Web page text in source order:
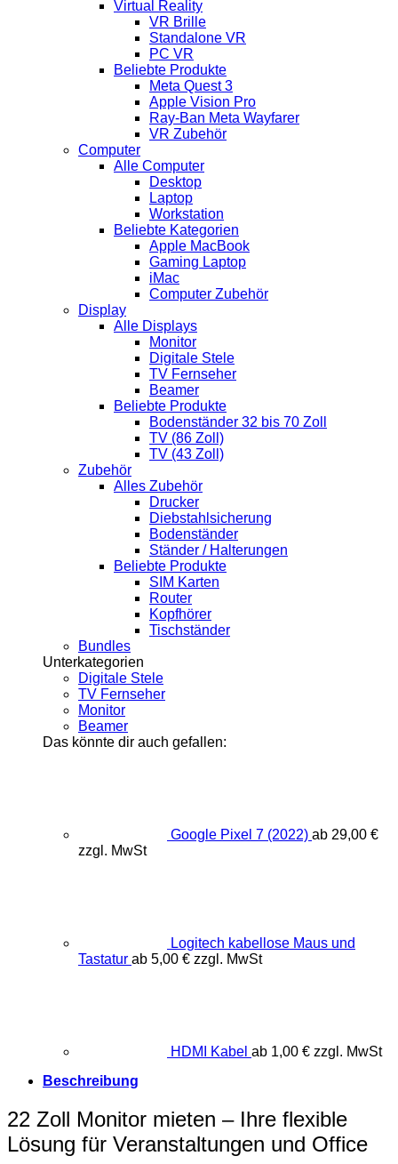
Virtual Reality
VR Brille
Standalone VR
PC VR
Beliebte Produkte
Meta Quest 3
Apple Vision Pro
Ray-Ban Meta Wayfarer
VR Zubehör
Computer
Alle Computer
Desktop
Laptop
Workstation
Beliebte Kategorien
Apple MacBook
Gaming Laptop
iMac
Computer Zubehör
Display
Alle Displays
Monitor
Digitale Stele
TV Fernseher
Beamer
Beliebte Produkte
Bodenständer 32 bis 70 Zoll
TV (86 Zoll)
TV (43 Zoll)
Zubehör
Alles Zubehör
Drucker
Diebstahlsicherung
Bodenständer
Ständer / Halterungen
Beliebte Produkte
SIM Karten
Router
Kopfhörer
Tischständer
Bundles
Unterkategorien
Digitale Stele
TV Fernseher
Monitor
Beamer
Das könnte dir auch gefallen:
Google Pixel 7 (2022) ab 29,00 €
zzgl. MwSt
Logitech kabellose Maus und
Tastatur ab 5,00 € zzgl. MwSt
HDMI Kabel ab 1,00 € zzgl. MwSt
Beschreibung
22 Zoll Monitor mieten – Ihre flexible
Lösung für Veranstaltungen und Office